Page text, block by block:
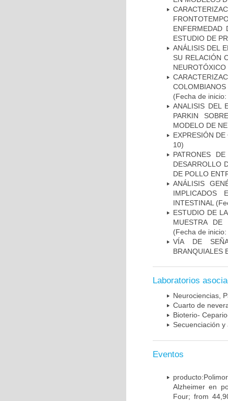
ENFERMEDAD
ESTUDIO DE
ANÁLISIS DEL
SU RELACIÓN
NEUROTÓXICO
(Fecha de
ANALISIS DEL
PARKIN
MODELO DE
EXPRESIÓN
10)
PATRONES
DESARROLLO
DE POLLO
ANÁLISIS
IMPLICADOS
INTESTINAL
ESTUDIO DE
MUESTRA DE
(Fecha de
VÍA DE
BRANQUIALES
Laboratorios
Neurociencias,
Cuarto de
Bioterio-
Secuenciación
Eventos
Alzheimer en
Four; from